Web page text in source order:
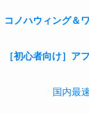
コノハウィング＆
［初心者向け］ア
国内最